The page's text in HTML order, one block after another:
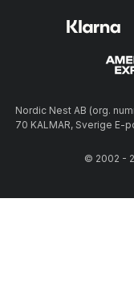
Nordic Nest AB (org.
70 KALMAR, Sverige
© 2002 -